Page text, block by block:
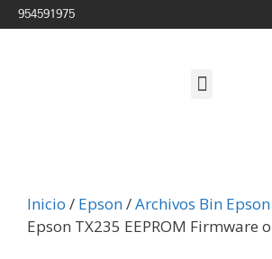
954591975
Inicio / Epson/Archivos Bin Epson
Epson TX235 EEPROM Firmware